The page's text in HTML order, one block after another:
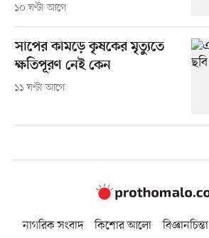
১০ ঘণ্টা আগে
সাপের কামড়ে কৃষকের মৃত্যুতে
ক্ষতিপূরণ নেই কেন
১১ ঘণ্টা আগে
নাগরিক সংবাদ কিশোর আলো বিজ্ঞানচিন্তা